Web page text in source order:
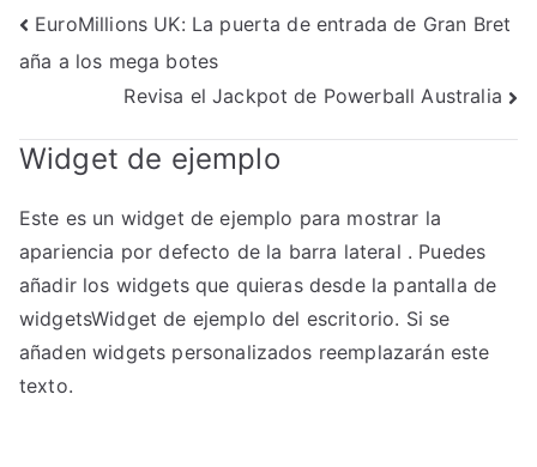
Navegación
de
entradas
EuroMillions UK: La puerta de entrada de Gran Bret
aña a los mega botes
Revisa el Jackpot de Powerball Australia
Widget de ejemplo
Este es un widget de ejemplo para mostrar la
apariencia por defecto de la barra lateral . Puedes
añadir los widgets que quieras desde la pantalla de
widgetsWidget de ejemplo del escritorio. Si se
añaden widgets personalizados reemplazarán este
texto.